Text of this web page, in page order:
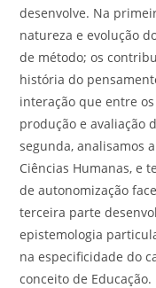
desenvolve. Na
natureza e evolução
de método; os
história do
interação que entre
produção e avaliação
segunda, analisamos
Ciências Humanas, e
de autonomização
terceira parte
epistemologia
na especificidade do
conceito de